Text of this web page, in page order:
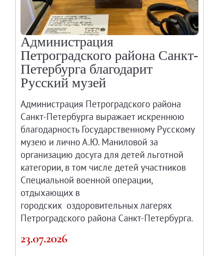
Администрация
Петроградского района Санкт-
Петербурга благодарит
Русский музей
Администрация Петроградского района
Санкт-Петербурга выражает искреннюю
благодарность Государственному Русскому
музею и лично А.Ю. Маниловой за
организацию досуга для детей льготной
категории, в том числе детей участников
Специальной военной операции,
отдыхающих в
городских оздоровительных лагерях
Петроградского района Санкт-Петербурга.
23.07.2026